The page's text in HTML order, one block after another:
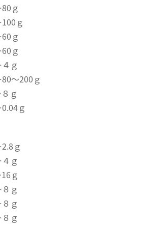
ｇ
ｇ
ｇ
ｇ
ｇ
200ｇ
ｇ
ｇ
ｇ
ｇ
ｇ
ｇ
ｇ
ｇ